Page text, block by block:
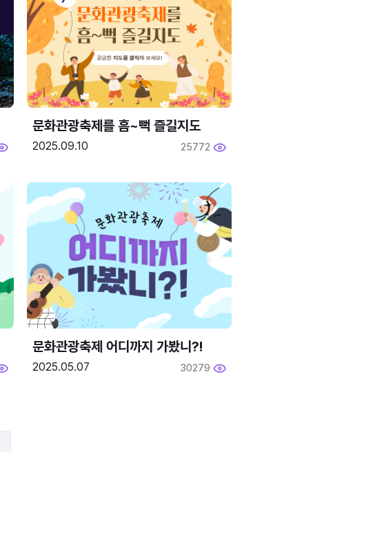
문화관광축제를 흠~뻑 즐길지도
2025.09.10 25772
문화관광축제 어디까지 가봤니?!
2025.05.07 30279